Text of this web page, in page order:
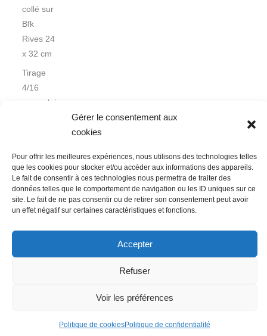
Gérer le consentement aux
cookies
Pour offrir les meilleures expériences, nous utilisons des technologies telles
que les cookies pour stocker et/ou accéder aux informations des appareils.
Le fait de consentir à ces technologies nous permettra de traiter des
données telles que le comportement de navigation ou les ID uniques sur ce
site. Le fait de ne pas consentir ou de retirer son consentement peut avoir
un effet négatif sur certaines caractéristiques et fonctions.
Accepter
Refuser
Voir les préférences
Politique de cookiesPolitique de confidentialité
collé sur
Bfk
Rives 24
x 32 cm
Tirage
4/16
exemplaires
Nous contacter
Conditions Générales de Ventes
Politique de confidentialité
Mentions légales